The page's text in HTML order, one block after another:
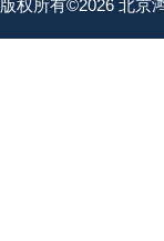
版权所有©2026 北京